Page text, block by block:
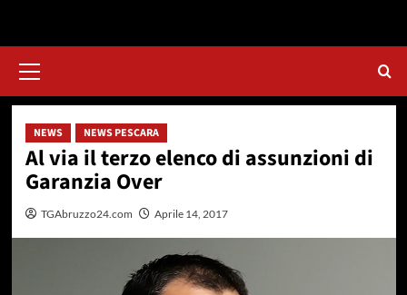
principale
NEWS NEWS PESCARA
Al via il terzo elenco di assunzioni di
Garanzia Over
TGAbruzzo24.com Aprile 14, 2017